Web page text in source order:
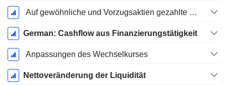
Auf gewöhnliche und Vorzugsaktien gezahlte Dividenden
German: Cashflow aus Finanzierungstätigkeit
Anpassungen des Wechselkurses
Nettoveränderung der Liquidität